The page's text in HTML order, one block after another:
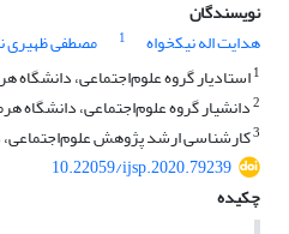
نویسندگان
هدایت اله نیکخواه
1 مصطفی ظهیری
1استادیار گروه علوم‌اجتماعی، دانشگاه
2دانشیار گروه علوم‌اجتماعی، دانشگاه
3کارشناسی ارشد پژوهش علوم‌اجتماعی،
10.22059/ijsp.2020.79239
چکیده